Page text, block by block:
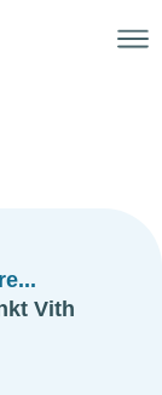
Vith